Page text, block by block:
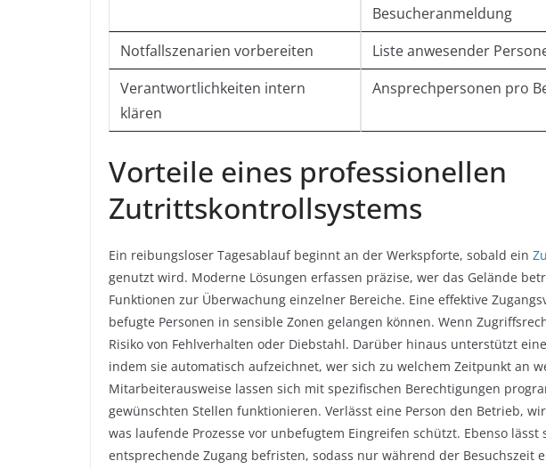
Besucheranmeldung
Notfallszenarien vorbereiten
Liste anwesender
Verantwortlichkeiten intern
klären
Ansprechpersonen pro
Vorteile eines professionellen
Zutrittskontrollsystems
Ein reibungsloser Tagesablauf beginnt an der Werkspforte, sobald ein
genutzt wird. Moderne Lösungen erfassen präzise, wer das Gelände
Funktionen zur Überwachung einzelner Bereiche. Eine effektive
befugte Personen in sensible Zonen gelangen können. Wenn
Risiko von Fehlverhalten oder Diebstahl. Darüber hinaus unterstützt
indem sie automatisch aufzeichnet, wer sich zu welchem Zeitpunkt an
Mitarbeiterausweise lassen sich mit spezifischen Berechtigungen
gewünschten Stellen funktionieren. Verlässt eine Person den Betrieb,
was laufende Prozesse vor unbefugtem Eingreifen schützt. Ebenso
entsprechende Zugang befristen, sodass nur während der Besuchszeit